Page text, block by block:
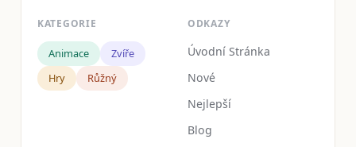
KATEGORIE
Animace
Zvíře
Hry
Růžný
ODKAZY
Úvodní Stránka
Nové
Nejlepší
Blog